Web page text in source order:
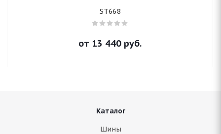
ST668
от 13 440 руб.
Каталог
Шины